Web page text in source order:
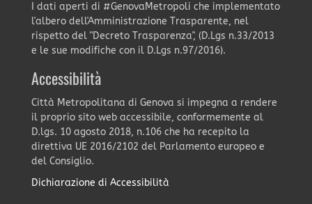
I dati aperti di #GenovaMetropoli che implementato
l'albero dell'Amministrazione Trasparente, nel
rispetto del "Decreto Trasparenza", (D.Lgs n.33/2013
e le sue modifiche con il D.Lgs n.97/2016).
Accessibilità
Città Metropolitana di Genova si impegna a rendere
il proprio sito web accessibile, conformemente al
D.lgs. 10 agosto 2018, n.106 che ha recepito la
direttiva UE 2016/2102 del Parlamento europeo e
del Consiglio.
Dichiarazione di Accessibilità